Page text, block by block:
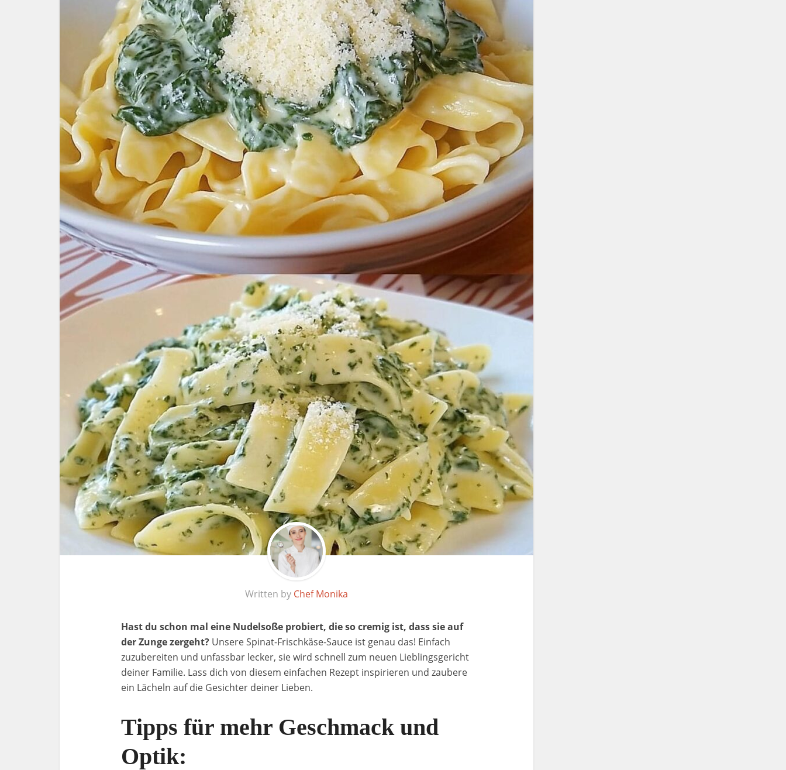
Written by Chef Monika
Hast du schon mal eine Nudelsoße probiert, die so cremig ist, dass sie auf
der Zunge zergeht? Unsere Spinat-Frischkäse-Sauce ist genau das! Einfach
zuzubereiten und unfassbar lecker, sie wird schnell zum neuen Lieblingsgericht
deiner Familie. Lass dich von diesem einfachen Rezept inspirieren und zaubere
ein Lächeln auf die Gesichter deiner Lieben.
Tipps für mehr Geschmack und
Optik: